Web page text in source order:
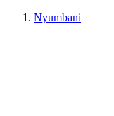
Nyumbani